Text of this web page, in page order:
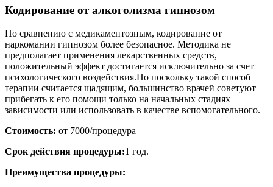
Кодирование от алкоголизма гипнозом
По сравнению с медикаментозным, кодирование от
наркомании гипнозом более безопасное. Методика не
предполагает применения лекарственных средств,
положительный эффект достигается исключительно за счет
психологического воздействия.Но поскольку такой способ
терапии считается щадящим, большинство врачей советуют
прибегать к его помощи только на начальных стадиях
зависимости или использовать в качестве вспомогательного.
Стоимость: от 7000/процедура
Срок действия процедуры:1 год.
Преимущества процедуры: